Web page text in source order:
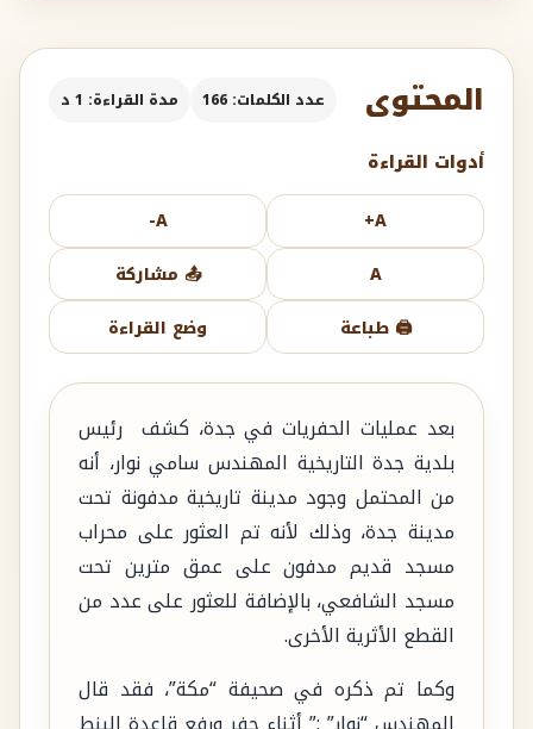
المحتوى عدد الكلمات: 166 مدة القراءة: 1 د
أدوات القراءة
A+
A-
A
📤 مشاركة
🖨️ طباعة
وضع القراءة
بعد عمليات الحفريات في جدة، كشف رئيس
بلدية جدة التاريخية المهندس سامي نوار، أنه
من المحتمل وجود مدينة تاريخية مدفونة تحت
مدينة جدة، وذلك لأنه تم العثور على محراب
مسجد قديم مدفون على عمق مترين تحت
مسجد الشافعي، بالإضافة للعثور على عدد من
القطع الأثرية الأخرى.
وكما تم ذكره في صحيفة “مكة”، فقد قال